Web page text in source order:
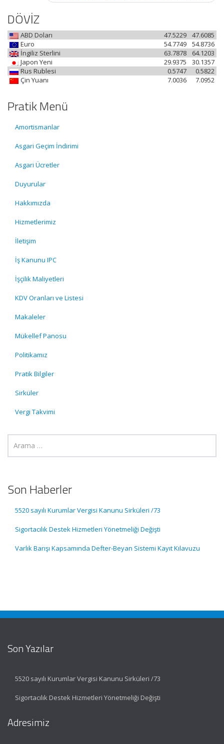
DÖVİZ
ABD Doları 47.6085
47.5229
Euro
54.8736
54.7749
İngiliz Sterlini
64.1203
63.7878
Japon Yeni
30.1357
29.9375
Rus Rublesi
0.5822
0.5747
Çin Yuanı
7.0952
7.0036
Pratik Menü
Amortismanlar
Asgari Geçim İndirimi
Asgari Ücretler
Duyurular
Hakkımızda
Hizmetlerimiz
İletişim
İş Kanunu IPC
İşçilik Maliyetleri
KDV Oranları ve Listesi
Makaleler
Mükellef Panosu
Politikamız
Pratik Bilgiler
Sirküler
Vergi Takvimi
Son Haberler
5520 sayılı Kurumlar Vergisi Kanunu Sirküleri /73
Sigortacılık Destek Hizmetleri Yönetmeliği Değişti
Varlık Barışı Kapsamında Defter-Beyan Sistemi Kayıt Kılavuzu
Son Yazılar
5520 sayılı Kurumlar Vergisi Kanunu Sirküleri /73
Sigortacılık Destek Hizmetleri Yönetmeliği Değişti
Adresimiz